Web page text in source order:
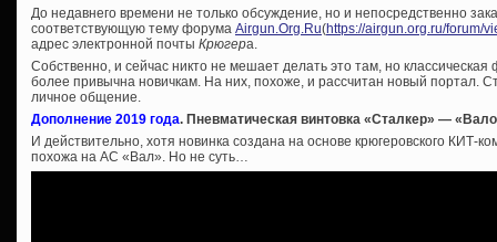
До недавнего времени не только обсуждение, но и непосредственно
соответствующую тему форума Airgun.Org.Ru(https://airgun.org.ru/forum/
адрес электронной почты Крюгера.
Собственно, и сейчас никто не мешает делать это там, но
более привычна новичкам. На них, похоже, и рассчитан новый портал.
личное общение.
Дополнение 2019 года. Пневматическая винтовка «Сталкер» —
И действительно, хотя новинка создана на основе крюгеровского КИТ-
похожа на АС «Вал». Но не суть…